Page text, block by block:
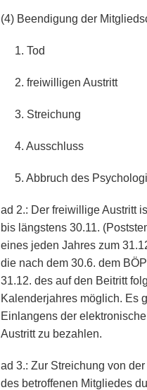
(4) Beendigung der
1. Tod
2. freiwilligen Austritt
3. Streichung
4. Ausschluss
5. Abbruch des
ad 2.: Der freiwillige Austritt
bis längstens 30.11.
eines jeden Jahres zum
die nach dem 30.6. dem
31.12. des auf den Beitritt
Kalenderjahres möglich. Es
Einlangens der
Austritt zu bezahlen.
ad 3.: Zur Streichung von
des betroffenen Mitgliedes